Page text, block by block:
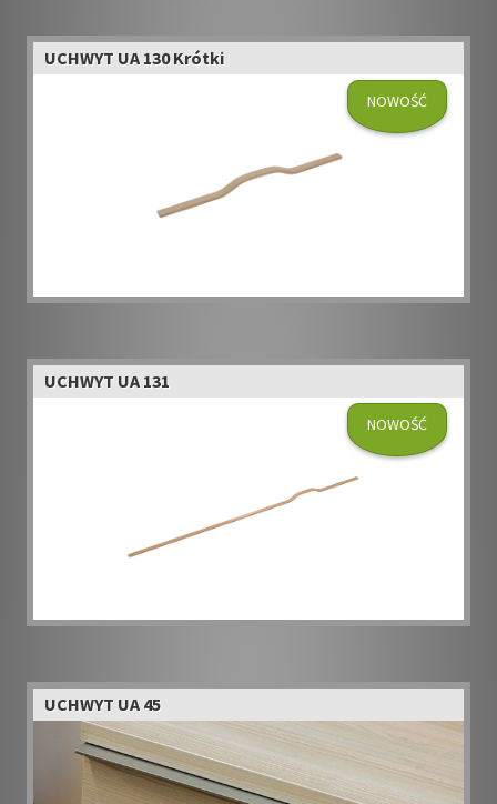
UCHWYT UA 130 Krótki
NOWOŚĆ
UCHWYT UA 131
NOWOŚĆ
UCHWYT UA 45